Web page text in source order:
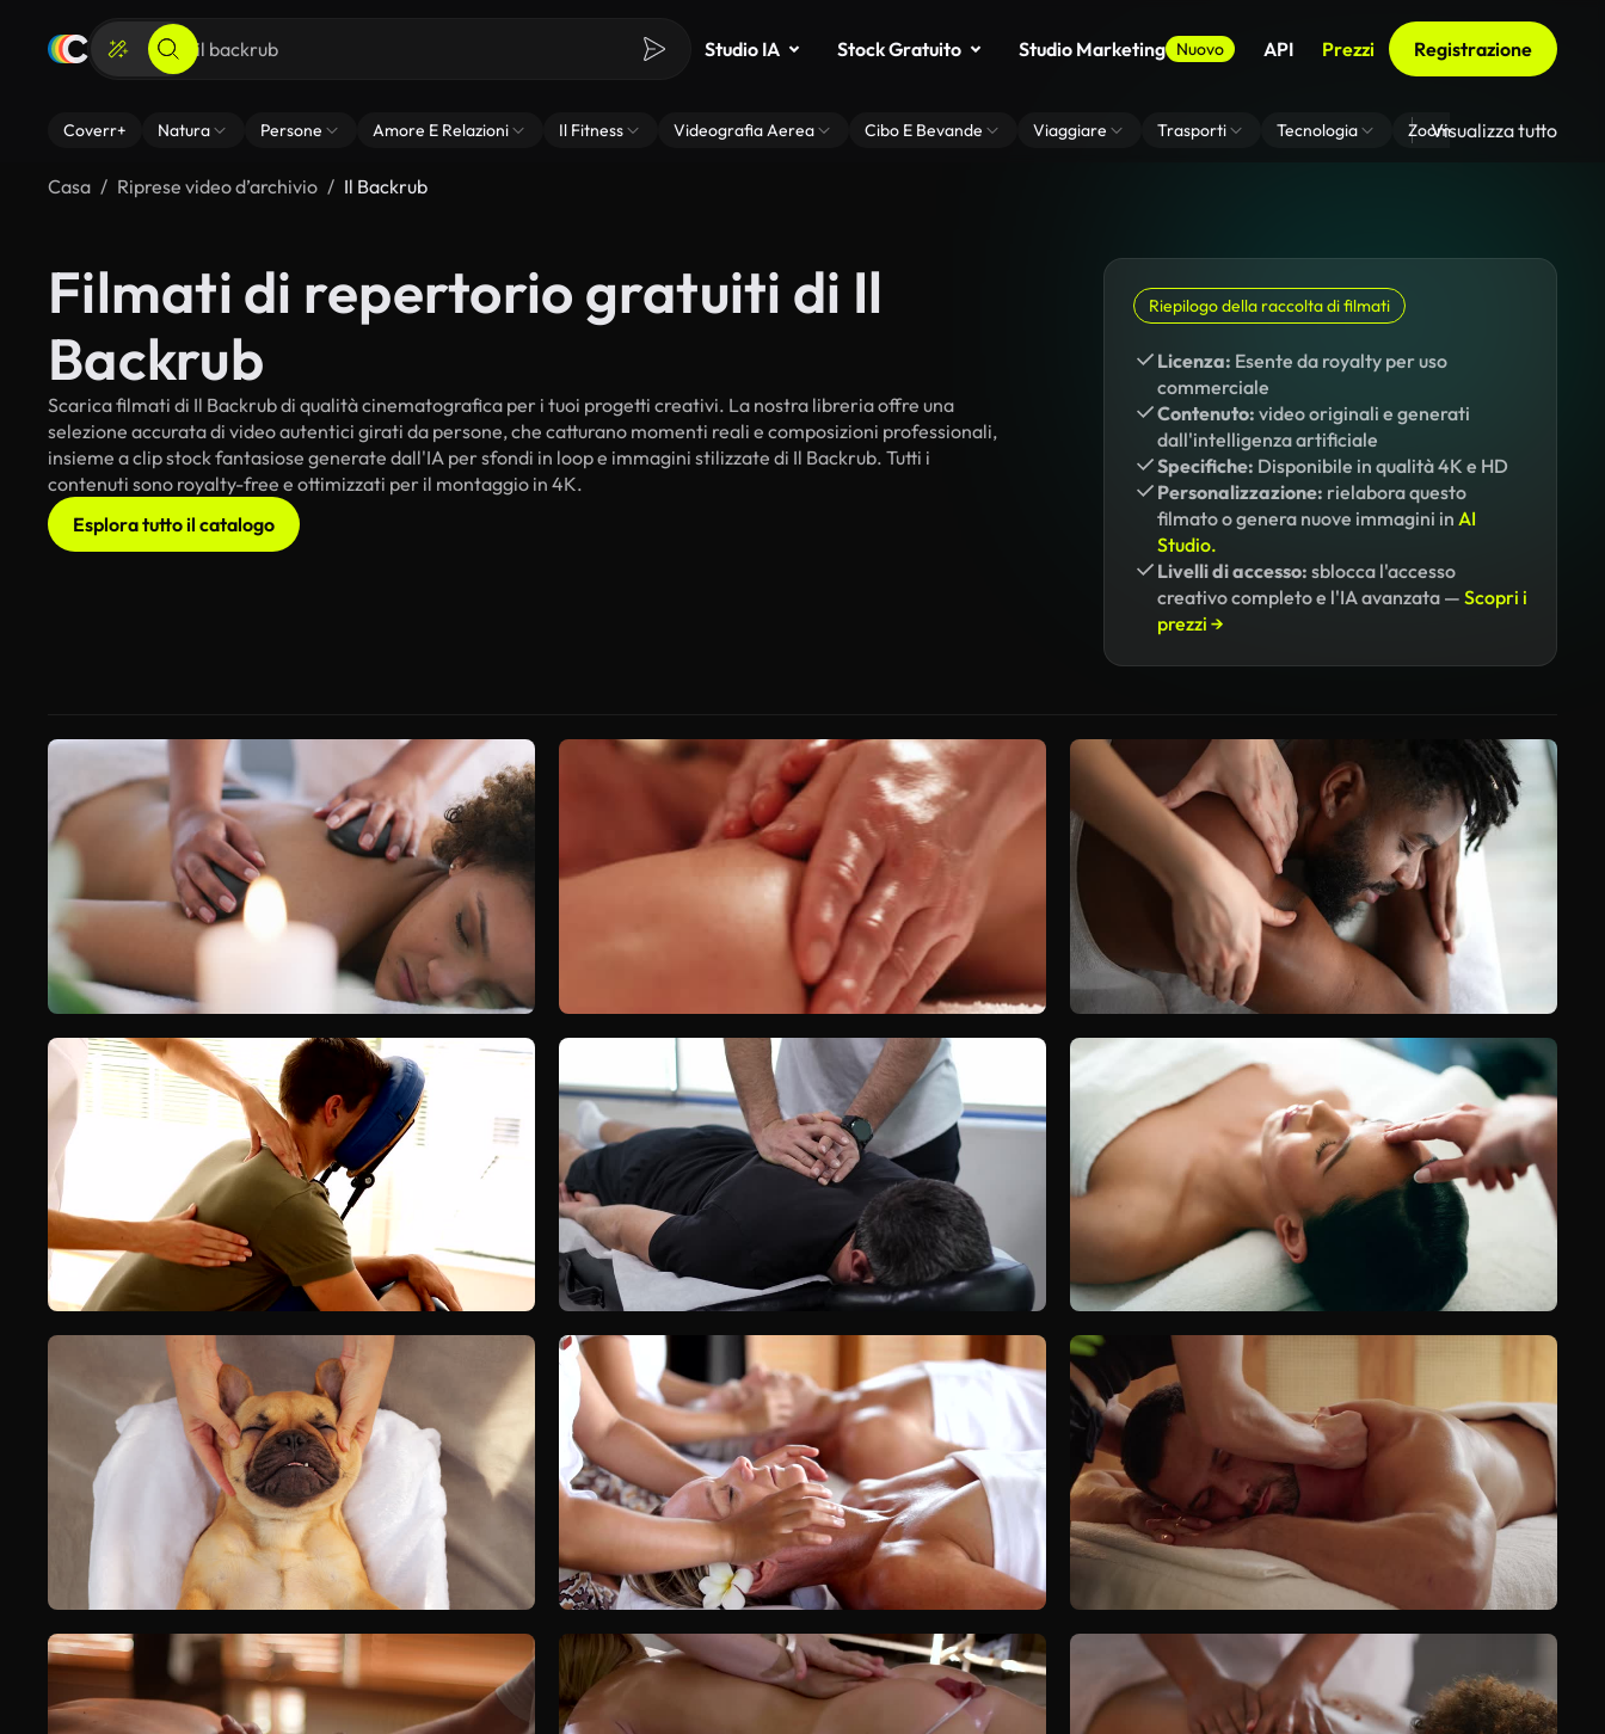
Studio IA Stock Gratuito Studio Marketing Nuovo API Prezzi Registrazione
Coverr+ Natura Persone Amore E Relazioni Il Fitness Videografia Aerea Cibo E Bevande Viaggiare Trasporti Tecnologia Zoom Di Sfondo Virtuale
Visualizza tutto
Casa Riprese video d’archivio Il Backrub
Filmati di repertorio gratuiti di Il
Backrub
Scarica filmati di Il Backrub di qualità cinematografica per i tuoi progetti creativi. La nostra libreria offre una
selezione accurata di video autentici girati da persone, che catturano momenti reali e composizioni professionali,
insieme a clip stock fantasiose generate dall'IA per sfondi in loop e immagini stilizzate di Il Backrub. Tutti i
contenuti sono royalty-free e ottimizzati per il montaggio in 4K.
Esplora tutto il catalogo
Riepilogo della raccolta di filmati
Licenza: Esente da royalty per uso
commerciale
Contenuto: video originali e generati
dall'intelligenza artificiale
Specifiche: Disponibile in qualità 4K e HD
Personalizzazione: rielabora questo
filmato o genera nuove immagini in AI
Studio.
Livelli di accesso: sblocca l'accesso
creativo completo e l'IA avanzata — Scopri i
prezzi →